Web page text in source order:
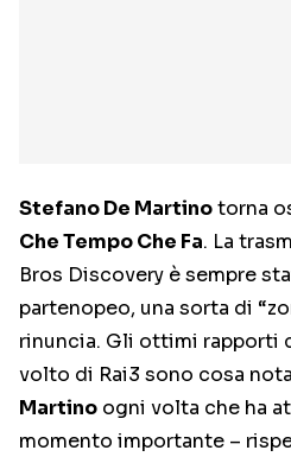
Stefano De Martinotorna
Che Tempo Che Fa. La
Bros Discovery è sempre
partenopeo, una sorta di
rinuncia. Gli ottimi rapporti
volto di Rai3 sono cosa
Martino ogni volta che ha
momento importante –